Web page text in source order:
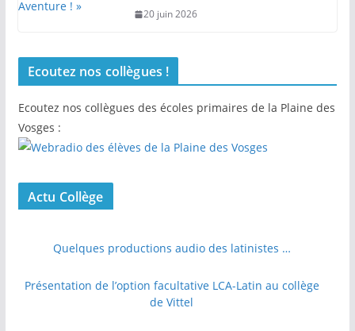
20 juin 2026
Ecoutez nos collègues !
Ecoutez nos collègues des écoles primaires de la Plaine des
Vosges :
Actu Collège
Quelques productions audio des latinistes …
Présentation de l’option facultative LCA-Latin au collège
de Vittel